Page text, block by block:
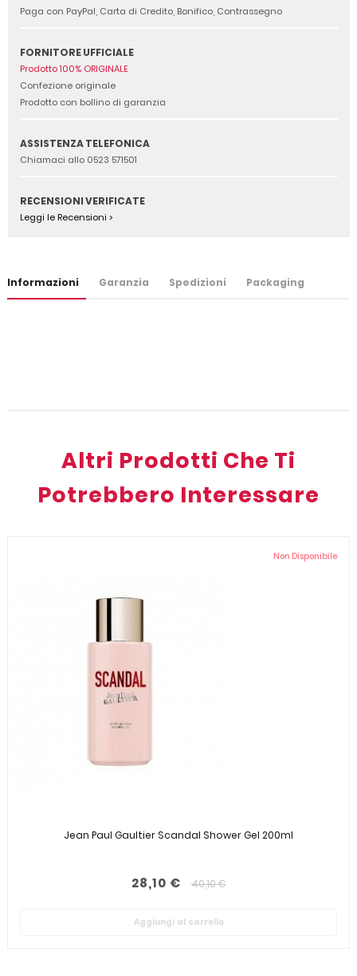
Paga con PayPal, Carta di Credito, Bonifico, Contrassegno
FORNITORE UFFICIALE
Prodotto 100% ORIGINALE
Confezione originale
Prodotto con bollino di garanzia
ASSISTENZA TELEFONICA
Chiamaci allo 0523 571501
RECENSIONI VERIFICATE
Leggi le Recensioni >
Informazioni Garanzia Spedizioni Packaging
Altri Prodotti Che Ti
Potrebbero Interessare
Non Disponibile
Jean Paul Gaultier Scandal Shower Gel 200ml
28,10 € 40,10 €
Aggiungi al carrello